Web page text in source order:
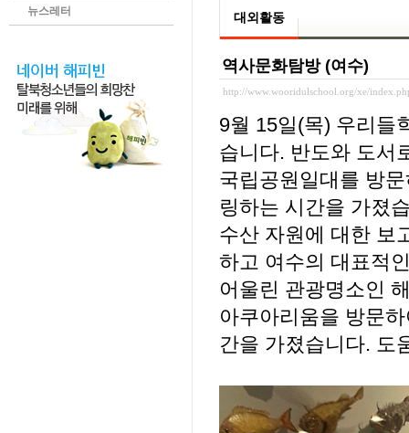
뉴스레터 대외활동
역사문화탐방 (여수)
http://www.wooridulschool.org/xe/
9월 15일(목) 우리들
습니다. 반도와 도서
국립공원일대를 방
링하는 시간을 가졌
수산 자원에 대한 보
하고 여수의 대표적
어울린 관광명소인
아쿠아리움을 방문
간을 가졌습니다. 도